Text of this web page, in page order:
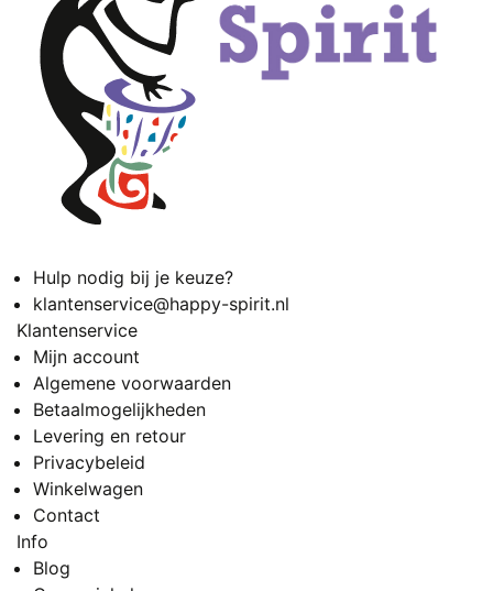
Hulp nodig bij je keuze?
klantenservice@happy-spirit.nl
Klantenservice
Mijn account
Algemene voorwaarden
Betaalmogelijkheden
Levering en retour
Privacybeleid
Winkelwagen
Contact
Info
Blog